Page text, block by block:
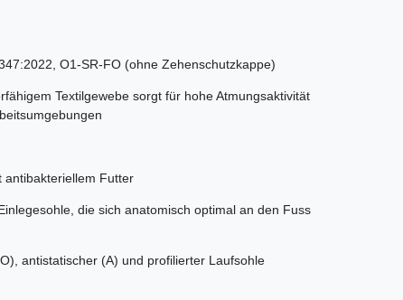
O1-SR-FO (ohne Zehenschutzkappe)
Textilgewebe sorgt für hohe Atmungsaktivität
antibakteriellem Futter
die sich anatomisch optimal an den Fuss
antistatischer (A) und profilierter Laufsohle